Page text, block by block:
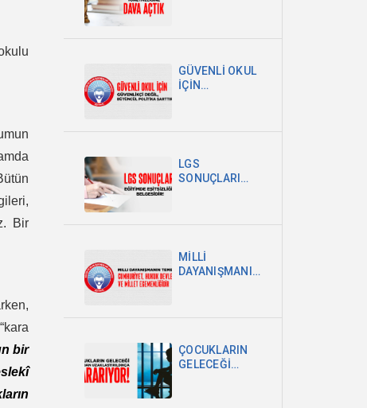
Dava Açtık
GÜVENLİ OKUL
İÇİN
ŞARTTIR
LGS
SONUÇLARI
MİLLİ
DAYANIŞMANIN
MİLLET
EGEMENLİĞİDİR
ÇOCUKLARIN
GELECEĞİ
Bir
bir